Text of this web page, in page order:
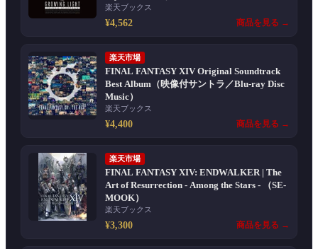
楽天ブックス
¥4,562 商品を見る →
楽天市場
FINAL FANTASY XIV Original Soundtrack
Best Album（映像付サントラ／Blu-ray Disc
Music）
楽天ブックス
¥4,400 商品を見る →
楽天市場
FINAL FANTASY XIV: ENDWALKER | The
Art of Resurrection - Among the Stars - （SE-
MOOK）
楽天ブックス
¥3,300 商品を見る →